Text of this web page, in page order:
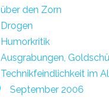
über den Zorn
Drogen
Humorkritik
Ausgrabungen,
Technikfeindlichkeit im
September 2006